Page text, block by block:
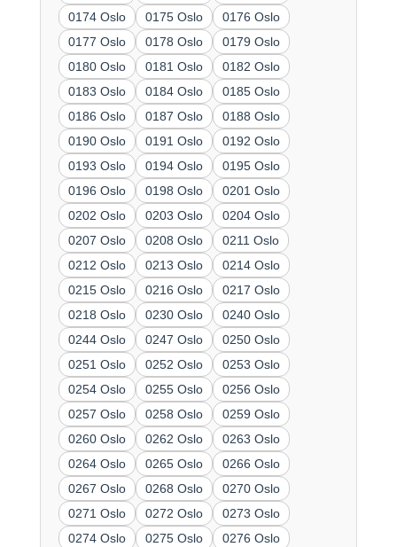
0174 Oslo
0175 Oslo
0176 Oslo
0177 Oslo
0178 Oslo
0179 Oslo
0180 Oslo
0181 Oslo
0182 Oslo
0183 Oslo
0184 Oslo
0185 Oslo
0186 Oslo
0187 Oslo
0188 Oslo
0190 Oslo
0191 Oslo
0192 Oslo
0193 Oslo
0194 Oslo
0195 Oslo
0196 Oslo
0198 Oslo
0201 Oslo
0202 Oslo
0203 Oslo
0204 Oslo
0207 Oslo
0208 Oslo
0211 Oslo
0212 Oslo
0213 Oslo
0214 Oslo
0215 Oslo
0216 Oslo
0217 Oslo
0218 Oslo
0230 Oslo
0240 Oslo
0244 Oslo
0247 Oslo
0250 Oslo
0251 Oslo
0252 Oslo
0253 Oslo
0254 Oslo
0255 Oslo
0256 Oslo
0257 Oslo
0258 Oslo
0259 Oslo
0260 Oslo
0262 Oslo
0263 Oslo
0264 Oslo
0265 Oslo
0266 Oslo
0267 Oslo
0268 Oslo
0270 Oslo
0271 Oslo
0272 Oslo
0273 Oslo
0274 Oslo
0275 Oslo
0276 Oslo